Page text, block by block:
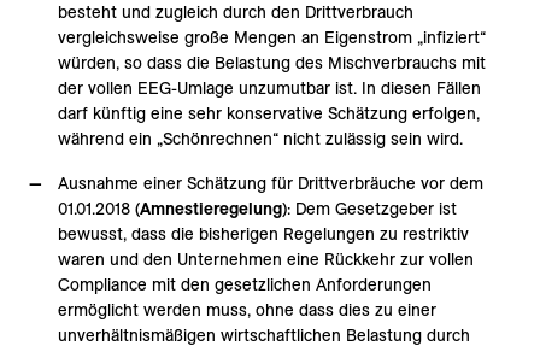
besteht und zugleich durch den Drittverbrauch
vergleichsweise große Mengen an Eigenstrom „infiziert“
würden, so dass die Belastung des Mischverbrauchs mit
der vollen EEG-Umlage unzumutbar ist. In diesen Fällen
darf künftig eine sehr konservative Schätzung erfolgen,
während ein „Schönrechnen“ nicht zulässig sein wird.
Ausnahme einer Schätzung für Drittverbräuche vor dem
01.01.2018 (Amnestieregelung): Dem Gesetzgeber ist
bewusst, dass die bisherigen Regelungen zu restriktiv
waren und den Unternehmen eine Rückkehr zur vollen
Compliance mit den gesetzlichen Anforderungen
ermöglicht werden muss, ohne dass dies zu einer
unverhältnismäßigen wirtschaftlichen Belastung durch